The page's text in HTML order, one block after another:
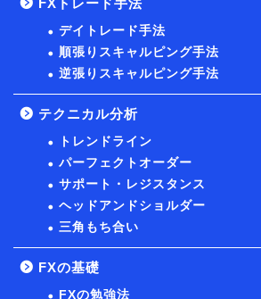
FXトレード手法
デイトレード手法
順張りスキャルピング手法
逆張りスキャルピング手法
テクニカル分析
トレンドライン
パーフェクトオーダー
サポート・レジスタンス
ヘッドアンドショルダー
三角もち合い
FXの基礎
FXの勉強法